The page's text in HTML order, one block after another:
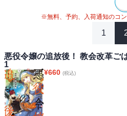
※無料、予約、入荷通知のコ
1
悪役令嬢の追放後！ 教会改革ご
1
¥660 (税込)